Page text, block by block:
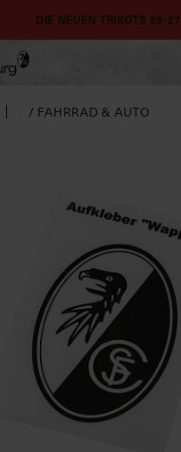
DIE NEUEN TRIKOTS 26-27
/ FAHRRAD & AUTO